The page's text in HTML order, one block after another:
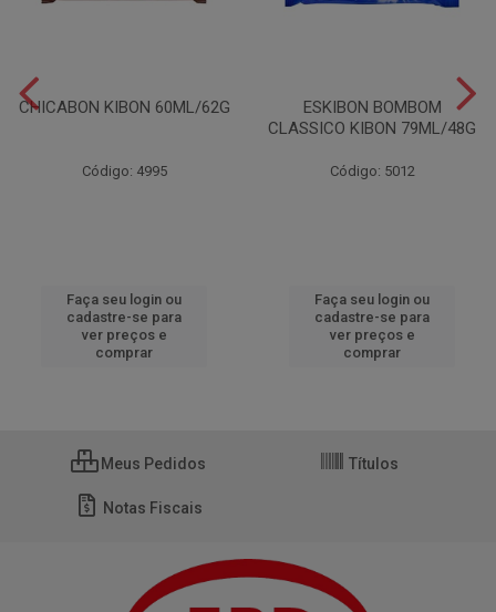
CHICABON KIBON 60ML/62G
Código: 4995
Faça seu login ou
cadastre-se para
ver preços e
comprar
ESKIBON BOMBOM
CLASSICO KIBON 79ML/48G
Código: 5012
Faça seu login ou
cadastre-se para
ver preços e
comprar
Meus Pedidos Títulos
Notas Fiscais